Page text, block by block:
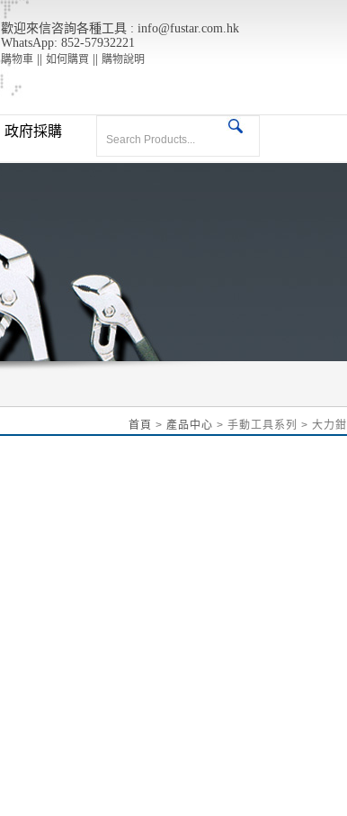
歡迎來信咨詢各種工具 : info@fustar.com.hk
WhatsApp: 852-57932221
購物車 如何購買 購物說明
政府採購
首頁 > 產品中心 > 手動工具系列 > 大力鉗